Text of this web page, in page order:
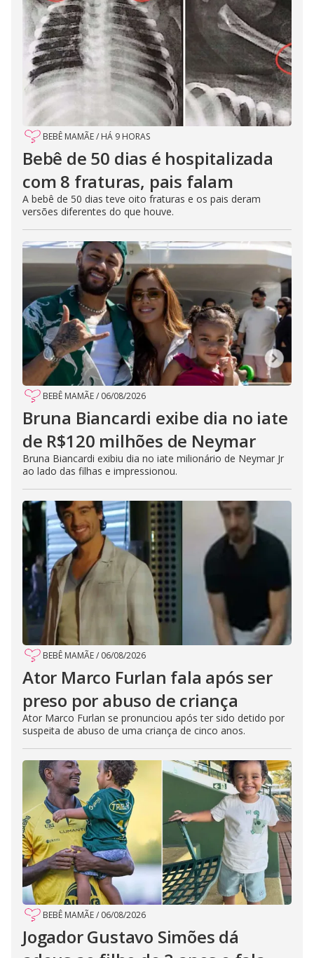
BEBÊ MAMÃE/ HÁ 9 HORAS
Bebê de 50 dias é hospitalizada
com 8 fraturas, pais falam
A bebê de 50 dias teve oito fraturas e os pais deram
versões diferentes do que houve.
BEBÊ MAMÃE/ 06/08/2026
Bruna Biancardi exibe dia no iate
de R$120 milhões de Neymar
Bruna Biancardi exibiu dia no iate milionário de Neymar Jr
ao lado das filhas e impressionou.
BEBÊ MAMÃE/ 06/08/2026
Ator Marco Furlan fala após ser
preso por abuso de criança
Ator Marco Furlan se pronunciou após ter sido detido por
suspeita de abuso de uma criança de cinco anos.
BEBÊ MAMÃE/ 06/08/2026
Jogador Gustavo Simões dá